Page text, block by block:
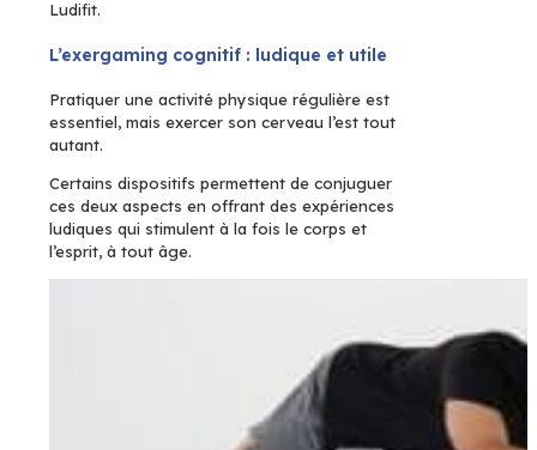
Ludifit.
L’exergaming cognitif : ludique et utile
Pratiquer une activité physique régulière est
essentiel, mais exercer son cerveau l’est tout
autant.
Certains dispositifs permettent de conjuguer
ces deux aspects en offrant des expériences
ludiques qui stimulent à la fois le corps et
l’esprit, à tout âge.